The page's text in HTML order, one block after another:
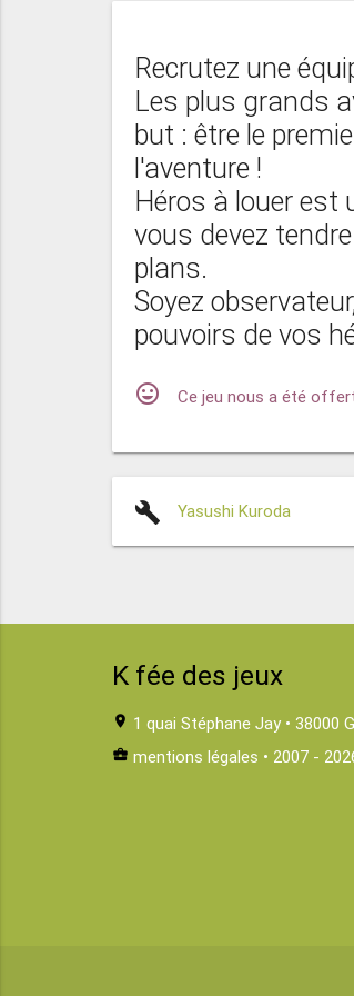
Recrutez une
Les plus grands
but : être le
l'aventure !
Héros à louer est
vous devez
plans.
Soyez
pouvoirs de vos
mood Ce jeu nous a été
build Yasushi Kuroda
K fée des jeux
location_on 1 quai Stéphane Jay • 38000
business_center mentions légales • 2007 -